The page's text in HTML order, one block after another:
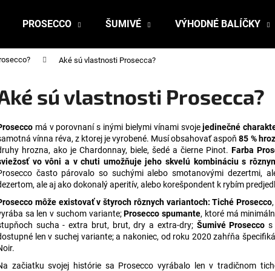
PROSECCO ŠUMIVÉ VÝHODNÉ BALÍČKY
Aké sú vlastnosti Prosecca?
sú vlastnosti Prosecca?
má v porovnaní s inými bielymi vínami svojejedinečné
vínna réva, z ktorej je vyrobené. Musí obsahovať aspoň85 %
hrozna, ako je Chardonnay, biele, šedé a čierne Pinot. Farba
vo vôni a v chuti umožňuje jeho skvelú kombináciu s
často párovalo so suchými alebo smotanovými dezertmi,
ale aj ako dokonalý aperitív, alebo korešpondent k rybím
môže existovať v štyroch rôznych variantoch: Tiché Prosecco
sa len v suchom variante;Prosecco spumante, ktoré má
sucha - extra brut, brut, dry a extra-dry; Šumivé Prosecco s
len v suchej variante; a nakoniec, od roku 2020 zahŕňa
začiatku svojej histórie sa Prosecco vyrábalo len v tradičnom
Čo potrebujete nájsť?
Odporúčame